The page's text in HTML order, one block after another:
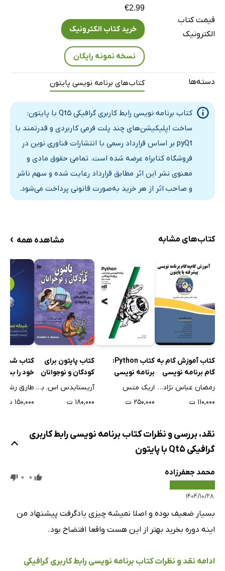
قیمت کتاب
الکترونیک
€2.99
خرید کتاب الکترونیک
نسخه نمونه رایگان
دسته‌ها کتاب‌های برنامه نویسی پایتون
کتاب برنامه نویسی رابط کاربری گرافیکی Qt5 با پایتون:
ساخت اپلیکیشن‌های چند پلت‌ فرمی‌ کاربردی و قدرتمند با
pyQt بر اساس قرارداد رسمی با انتشارات فناوری نوین در
فروشگاه کتابراه عرضه شده است. تمامی حقوق مادی و
معنوی نشر این اثر مطابق قرارداد رعایت شده و سهم ناشر
و صاحب اثر از هر خرید به‌صورت قانونی پرداخت می‌شود.
کتاب‌های مشابه مشاهده همه ›
کتاب آموزش گام‌ به‌
گام برنامه نویسی
پیشرفته با پایتونرمضان عباس نژادورزی
۱۱۰,۰۰۰ ت
کتاب Python:
برنامه نویسی
براساس پروژه‌های
اریک متس
۲۵۰,۰۰۰ ت
کتاب پایتون برای
کودکان و نوجوانان
(جلد دوم)
آریستایدس اس. بوراس
۱۸۰,۰۰۰ ت
کتاب
خود را
طارق رشید
۱۵۰,۰۰۰ ت
نقد، بررسی و نظرات کتاب برنامه نویسی رابط کاربری
گرافیکی Qt5 با پایتون
محمد جعفرزاده
۱۴۰۴/۱۰/۲۸
0
0
بسیار ضعیف بوده و اصلا نمیشه چیزی یادگرفت پیشنهاد من
اینه دوره بخرید بهتر از این هست واقعا افتضاح بود.
ادامه نقد و نظرات کتاب برنامه نویسی رابط کاربری گرافیکی